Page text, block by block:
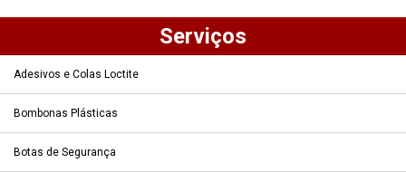
Serviços
Adesivos e Colas Loctite
Bombonas Plásticas
Botas de Segurança